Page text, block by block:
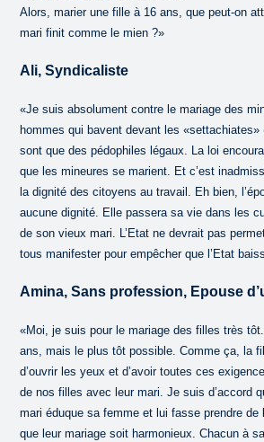
Alors, marier une fille à 16 ans, que peut-on
mari finit comme le mien ?»
Ali, Syndicaliste
«Je suis absolument contre le mariage des
hommes qui bavent devant les
sont que des pédophiles légaux. La loi
que les mineures se marient. Et c’est
la dignité des citoyens au travail. Eh bien,
aucune dignité. Elle passera sa vie dans les
de son vieux mari. L’Etat ne devrait pas
tous manifester pour empêcher que l’Etat
Amina, Sans profession, Epouse
«Moi, je suis pour le mariage des filles très
ans, mais le plus tôt possible. Comme ça, la
d’ouvrir les yeux et d’avoir toutes ces
de nos filles avec leur mari. Je suis d’accord
mari éduque sa femme et lui fasse prendre de
que leur mariage soit harmonieux. Chacun à